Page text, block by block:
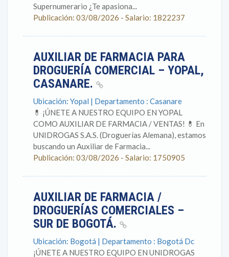
Supernumerario ¿Te apasiona...
Publicación: 03/08/2026 - Salario: 1822237
AUXILIAR DE FARMACIA PARA
DROGUERÍA COMERCIAL – YOPAL,
CASANARE.
Ubicación: Yopal | Departamento : Casanare
💊 ¡ÚNETE A NUESTRO EQUIPO EN YOPAL
COMO AUXILIAR DE FARMACIA / VENTAS! 💊 En
UNIDROGAS S.A.S. (Droguerías Alemana), estamos
buscando un Auxiliar de Farmacia...
Publicación: 03/08/2026 - Salario: 1750905
AUXILIAR DE FARMACIA /
DROGUERÍAS COMERCIALES –
SUR DE BOGOTÁ.
Ubicación: Bogotá | Departamento : Bogotá Dc
¡ÚNETE A NUESTRO EQUIPO EN UNIDROGAS